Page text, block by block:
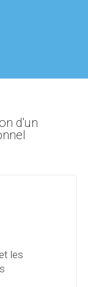
d'un
les